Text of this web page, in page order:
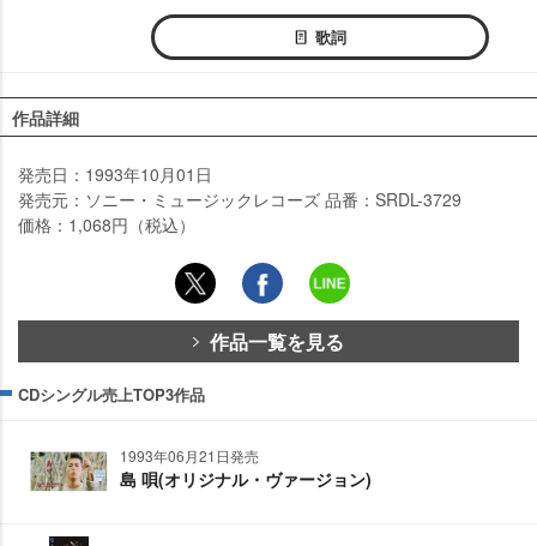
歌詞
作品詳細
発売日：1993年10月01日
発売元：ソニー・ミュージックレコーズ 品番：SRDL-3729
価格：1,068円（税込）
作品一覧を見る
CDシングル売上TOP3作品
1993年06月21日発売
島 唄(オリジナル・ヴァージョン)